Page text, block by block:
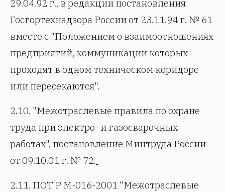
29.04.92 г., в редакции постановления
Госгортехнадзора России от 23.11.94 г. № 61
вместе с "Положением о взаимоотношениях
предприятий, коммуникации которых
проходят в одном техническом коридоре
или пересекаются".
2.10. "Межотраслевые правила по охране
труда при электро- и газосварочных
работах", постановление Минтруда России
от 09.10.01 г. № 72.
2.11. ПОТ Р М-016-2001 "Межотраслевые